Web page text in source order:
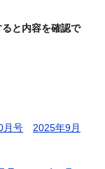
と内容を確認で
月号
2025年9月